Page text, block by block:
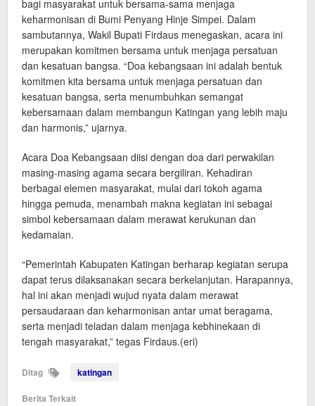
bagi masyarakat untuk bersama-sama menjaga
keharmonisan di Bumi Penyang Hinje Simpei. Dalam
sambutannya, Wakil Bupati Firdaus menegaskan, acara ini
merupakan komitmen bersama untuk menjaga persatuan
dan kesatuan bangsa. “Doa kebangsaan ini adalah bentuk
komitmen kita bersama untuk menjaga persatuan dan
kesatuan bangsa, serta menumbuhkan semangat
kebersamaan dalam membangun Katingan yang lebih maju
dan harmonis,” ujarnya.
Acara Doa Kebangsaan diisi dengan doa dari perwakilan
masing-masing agama secara bergiliran. Kehadiran
berbagai elemen masyarakat, mulai dari tokoh agama
hingga pemuda, menambah makna kegiatan ini sebagai
simbol kebersamaan dalam merawat kerukunan dan
kedamaian.
“Pemerintah Kabupaten Katingan berharap kegiatan serupa
dapat terus dilaksanakan secara berkelanjutan. Harapannya,
hal ini akan menjadi wujud nyata dalam merawat
persaudaraan dan keharmonisan antar umat beragama,
serta menjadi teladan dalam menjaga kebhinekaan di
tengah masyarakat,” tegas Firdaus.(eri)
Ditag katingan
Berita Terkait